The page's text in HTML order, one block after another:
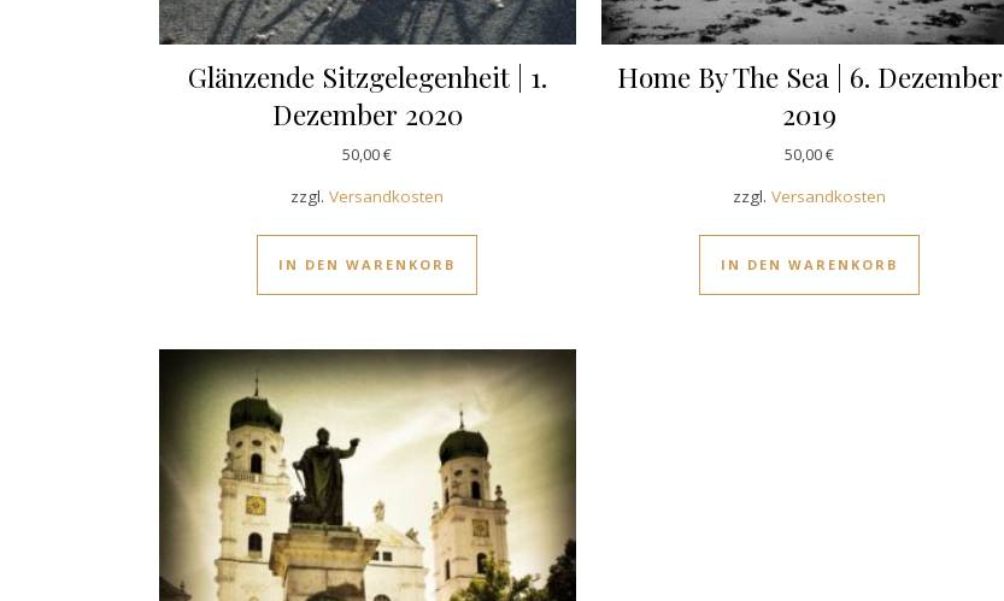
Glänzende Sitzgelegenheit | 1.
Dezember 2020
50,00€
zzgl.Versandkosten
IN DEN WARENKORB
Home By The Sea | 6. Dezember
2019
50,00€
zzgl.Versandkosten
IN DEN WARENKORB